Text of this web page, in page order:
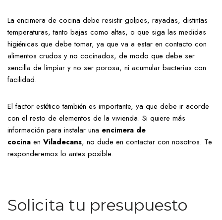
La encimera de cocina debe resistir golpes, rayadas, distintas
temperaturas, tanto bajas como altas, o que siga las medidas
higiénicas que debe tomar, ya que va a estar en contacto con
alimentos crudos y no cocinados, de modo que debe ser
sencilla de limpiar y no ser porosa, ni acumular bacterias con
facilidad.
El factor estético también es importante, ya que debe ir acorde
con el resto de elementos de la vivienda. Si quiere más
información para instalar una encimera de
cocina en Viladecans, no dude en contactar con nosotros. Te
responderemos lo antes posible.
Solicita tu presupuesto